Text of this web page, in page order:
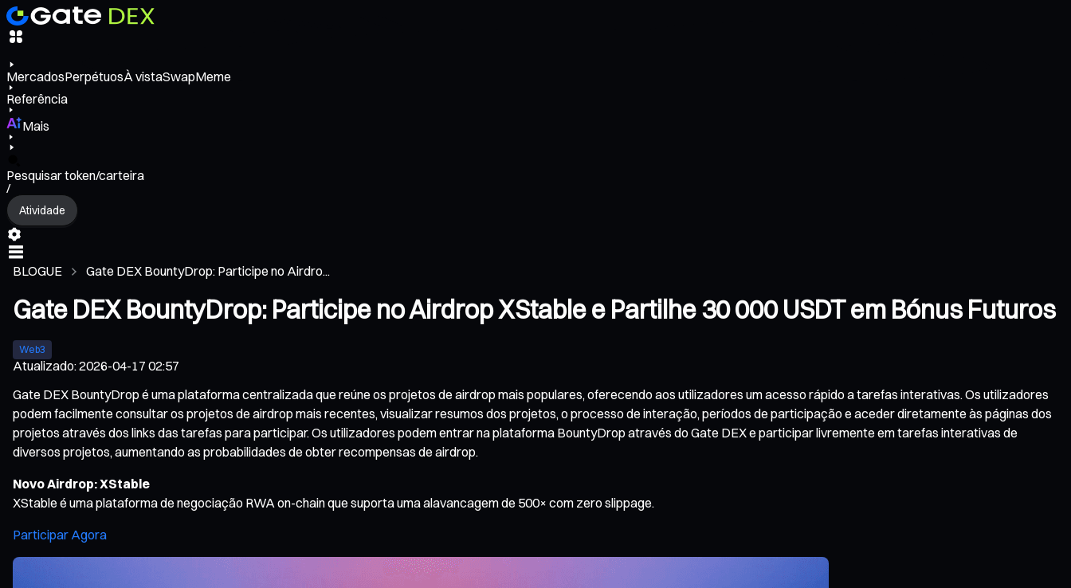
MercadosPerpétuosÀ vistaSwapMeme
Referência
Mais
Pesquisar token/carteira
/
Atividade
BLOGUE Gate DEX BountyDrop: Participe no Airdro...
Gate DEX BountyDrop: Participe no Airdrop XStable e Partilhe 30 000 USDT em Bónus Futuros
Web3
Atualizado:2026-04-17 02:57
Gate DEX BountyDrop é uma plataforma centralizada que reúne os projetos de airdrop mais populares, oferecendo aos utilizadores um acesso rápido a tarefas interativas. Os utilizadores
podem facilmente consultar os projetos de airdrop mais recentes, visualizar resumos dos projetos, o processo de interação, períodos de participação e aceder diretamente às páginas dos
projetos através dos links das tarefas para participar. Os utilizadores podem entrar na plataforma BountyDrop através do Gate DEX e participar livremente em tarefas interativas de
diversos projetos, aumentando as probabilidades de obter recompensas de airdrop.
Novo Airdrop: XStable
XStable é uma plataforma de negociação RWA on-chain que suporta uma alavancagem de 500× com zero slippage.
Participar Agora